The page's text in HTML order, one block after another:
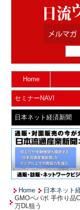
Home
セミナーNAVI
日本ネット経済新聞
Home 日本ネット
GMOペパボ 手作り品
万DL狙う